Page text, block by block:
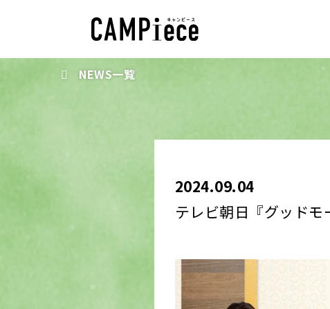
NEWS一覧
2024.09.04
テレビ朝日『グッド